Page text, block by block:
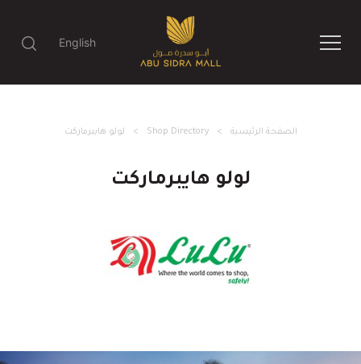
English
الصفحة الرئيسية Shop Directory لولو هايبرماركت
لولو هايبرماركت